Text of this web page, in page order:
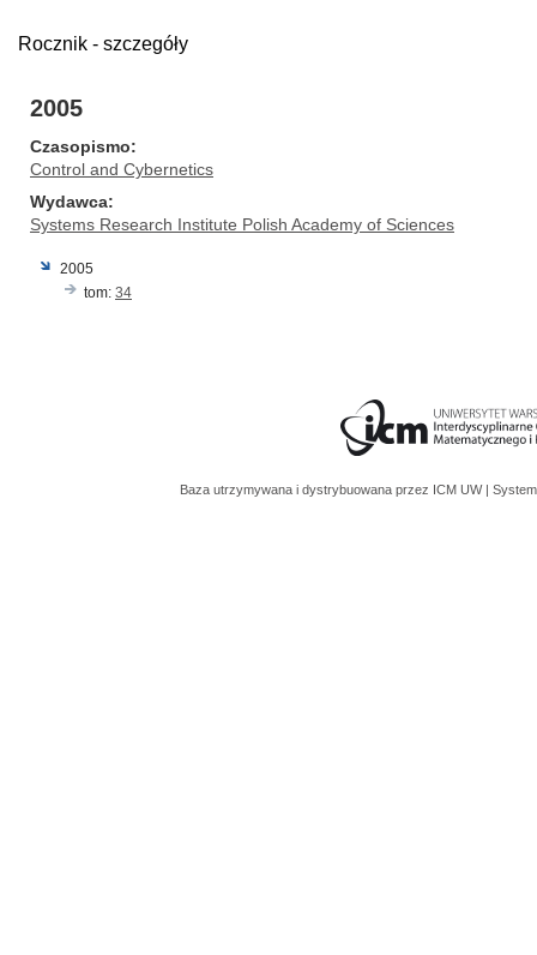
Rocznik - szczegóły
2005
Czasopismo
Control and Cybernetics
Wydawca
Systems Research Institute Polish Academy of Sciences
2005
tom: 34
Baza utrzymywana i dystrybuowana przez ICM UW |